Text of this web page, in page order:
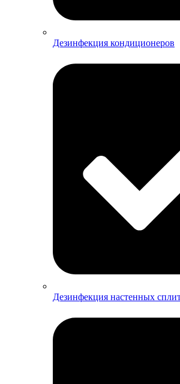
Дезинфекция кондиционеров
Дезинфекция настенных